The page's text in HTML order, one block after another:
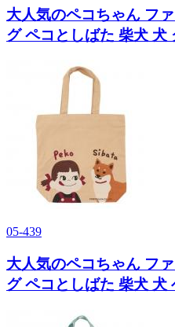
大人気のペコちゃん フ
グ ペコとしばた 柴犬 犬
05-439
大人気のペコちゃん フ
グ ペコとしばた 柴犬 犬